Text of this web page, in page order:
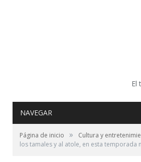
El
NAVEGAR
Página de inicio » Cultura y
los tamales y al atole, en esta temporada